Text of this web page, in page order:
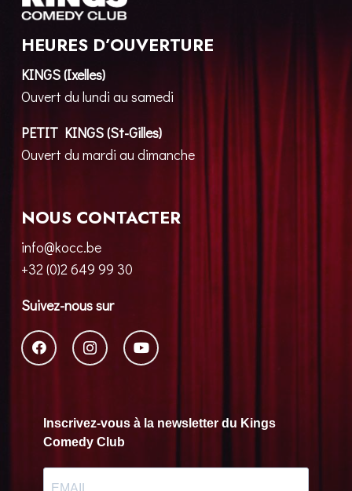
HEURES D’OUVERTURE
KINGS (Ixelles)
Ouvert du lundi au samedi
PETIT KINGS (St-Gilles)
Ouvert du mardi au dimanche
NOUS CONTACTER
info@kocc.be
+32 (0)2 649 99 30
Suivez-nous sur
Inscrivez-vous à la newsletter du Kings
Comedy Club